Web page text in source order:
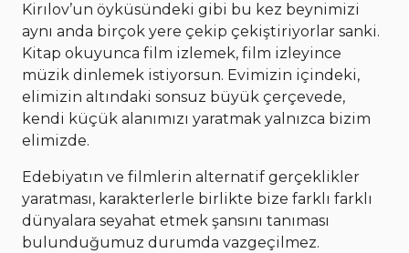
Kirılov’un öyküsündeki gibi bu kez beynimizi
aynı anda birçok yere çekip çekiştiriyorlar sanki.
Kitap okuyunca film izlemek, film izleyince
müzik dinlemek istiyorsun. Evimizin içindeki,
elimizin altındaki sonsuz büyük çerçevede,
kendi küçük alanımızı yaratmak yalnızca bizim
elimizde.
Edebiyatın ve filmlerin alternatif gerçeklikler
yaratması, karakterlerle birlikte bize farklı farklı
dünyalara seyahat etmek şansını tanıması
bulunduğumuz durumda vazgeçilmez.